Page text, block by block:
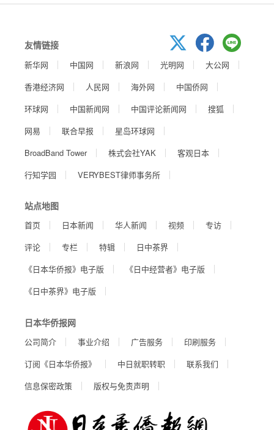
友情链接
新华网 中国网 新浪网 光明网
大公网
香港经济网
人民网 海外网
中国侨网
环球网
中国新闻网 中国评论新闻网
搜狐
网易
联合早报
星岛环球网
BroadBand Tower
株式会社YAK
客观日本
行知学园
VERYBEST律师事务所
站点地图
首页 日本新闻 华人新闻 视频
专访
评论
专栏 特辑
日中茶界
《日本华侨报》电子版
《日中经营者》电子版
《日中茶界》电子版
日本华侨报网
公司简介 事业介绍 广告服务
印刷服务
订阅《日本华侨报》
中日就职转职
联系我们
信息保密政策
版权与免责声明